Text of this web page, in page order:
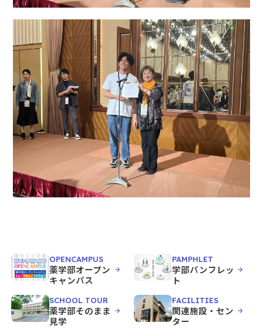
OPENCAMPUS
薬学部オープン
キャンパス
PAMPHLET
学部パンフレッ
ト
SCHOOL TOUR
薬学部そのまま
見学
FACILITIES
関連施設・セン
ター